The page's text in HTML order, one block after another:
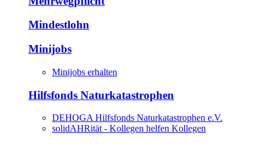
Mindestlohn
Minijobs
Minijobs erhalten
Hilfsfonds Naturkatastrophen
DEHOGA Hilfsfonds Naturkatastrophen e.V.
solidAHRität - Kollegen helfen Kollegen